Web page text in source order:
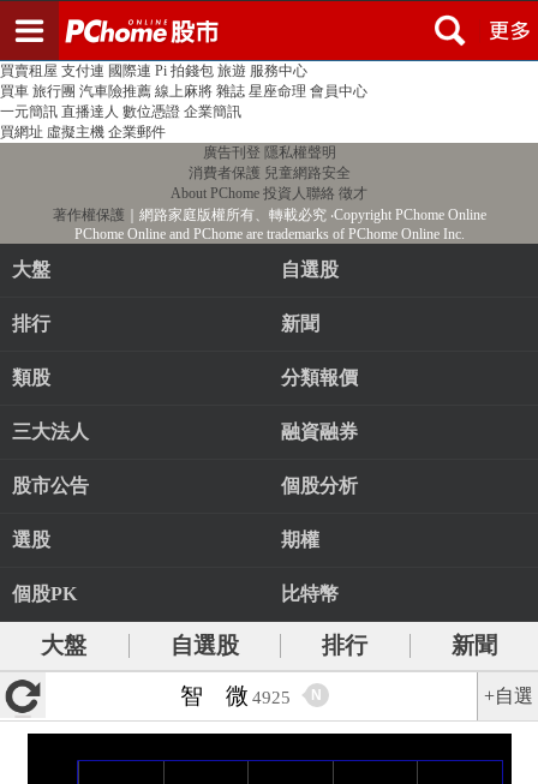
PChome首頁 線上購物 24h購物 書店
買賣租屋 支付連 國際連 Pi 拍錢包 旅遊 服務中心
買車 旅行團 汽車險推薦 線上麻將 雜誌 星座命理 會員中心
一元簡訊 直播達人 數位憑證 企業簡訊
買網址 虛擬主機 企業郵件
廣告刊登 隱私權聲明
消費者保護 兒童網路安全
About PChome 投資人聯絡 徵才
著作權保護 ｜網路家庭版權所有、轉載必究‧Copyright PChome Online
PChome Online and PChome are trademarks of PChome Online Inc.
大盤 自選股
排行 新聞
類股 分類報價
三大法人 融資融券
股市公告 個股分析
選股 期權
個股PK 比特幣
大盤 自選股 排行
新聞
智 微 4925 N +自選